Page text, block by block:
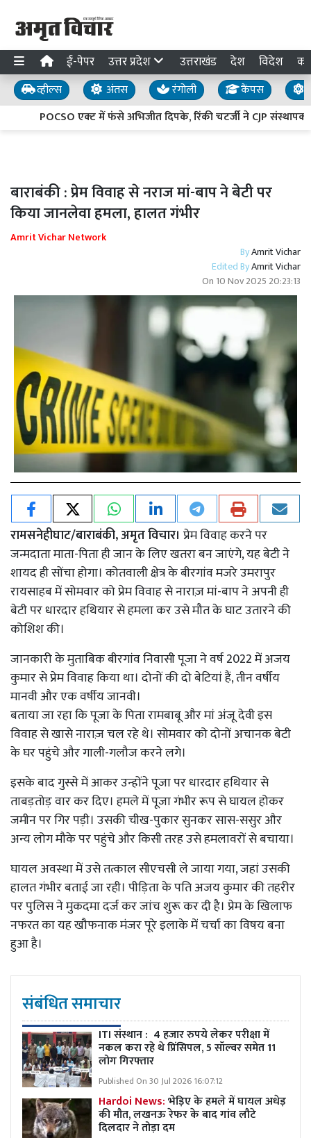
ई-पेपर उत्तर प्रदेश उत्तराखंड देश विदेश
व्हील्स अंतस रंगोली कैंपस
POCSO एक्ट में फंसे अभिजीत दिपके, रिंकी चटर्जी ने CJP
बाराबंकी : प्रेम विवाह से नराज मां-बाप ने बेटी पर
किया जानलेवा हमला, हालत गंभीर
Amrit Vichar Network
ByAmrit Vichar
Edited ByAmrit Vichar
On 10 Nov 2025 20:23:13
रामसनेहीघाट/बाराबंकी, अमृत विचार। प्रेम विवाह करने पर
जन्मदाता माता-पिता ही जान के लिए खतरा बन जाएंगे, यह बेटी ने
शायद ही सोंचा होगा। कोतवाली क्षेत्र के बीरगांव मजरे उमरापुर
रायसाहब में सोमवार को प्रेम विवाह से नाराज़ मां-बाप ने अपनी ही
बेटी पर धारदार हथियार से हमला कर उसे मौत के घाट उतारने की
कोशिश की।
जानकारी के मुताबिक बीरगांव निवासी पूजा ने वर्ष 2022 में अजय
कुमार से प्रेम विवाह किया था। दोनों की दो बेटियां हैं, तीन वर्षीय
मानवी और एक वर्षीय जानवी।
बताया जा रहा कि पूजा के पिता रामबाबू और मां अंजू देवी इस
विवाह से खासे नाराज़ चल रहे थे। सोमवार को दोनों अचानक बेटी
के घर पहुंचे और गाली-गलौज करने लगे।
इसके बाद गुस्से में आकर उन्होंने पूजा पर धारदार हथियार से
ताबड़तोड़ वार कर दिए। हमले में पूजा गंभीर रूप से घायल होकर
जमीन पर गिर पड़ी। उसकी चीख-पुकार सुनकर सास-ससुर और
अन्य लोग मौके पर पहुंचे और किसी तरह उसे हमलावरों से बचाया।
घायल अवस्था में उसे तत्काल सीएचसी ले जाया गया, जहां उसकी
हालत गंभीर बताई जा रही। पीड़िता के पति अजय कुमार की तहरीर
पर पुलिस ने मुकदमा दर्ज कर जांच शुरू कर दी है। प्रेम के खिलाफ
नफरत का यह खौफनाक मंजर पूरे इलाके में चर्चा का विषय बना
हुआ है।
संबंधित समाचार
ITI संस्थान : 4 हजार रुपये लेकर परीक्षा में
नकल करा रहे थे प्रिंसिपल, 5 सॉल्वर समेत 11
लोग गिरफ्तार
Published On 30 Jul 2026 16:07:12
Hardoi News:भेड़िए के हमले में घायल अधेड़
की मौत, लखनऊ रेफर के बाद गांव लौटे
दिलदार ने तोड़ा दम